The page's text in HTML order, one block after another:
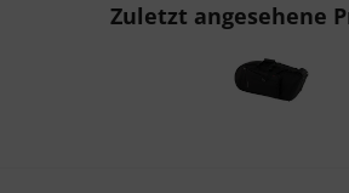
Zuletzt angesehene